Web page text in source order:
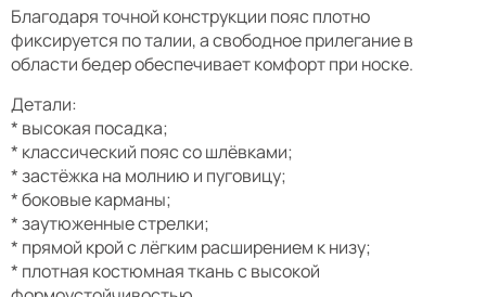
Благодаря точной конструкции пояс плотно
фиксируется по талии, а свободное прилегание в
области бедер обеспечивает комфорт при носке.
Детали:
* высокая посадка;
* классический пояс со шлёвками;
* застёжка на молнию и пуговицу;
* боковые карманы;
* заутюженные стрелки;
* прямой крой с лёгким расширением к низу;
* плотная костюмная ткань с высокой